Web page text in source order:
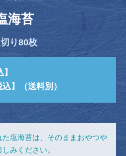
海苔
り80枚
】（送料別）
塩海苔は、そのままおやつや
みください。